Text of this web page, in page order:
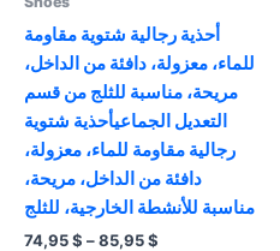
أحذية رجالية شتوية مقاومة
للماء، معزولة، دافئة من الداخل،
مريحة، مناسبة للثلج من قسم
التعديل الجماعيأحذية شتوية
رجالية مقاومة للماء، معزولة،
دافئة من الداخل، مريحة،
مناسبة للأنشطة الخارجية، للثلج
74,95$ –85,95$